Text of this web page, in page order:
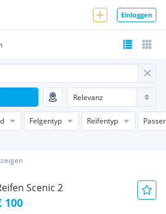
Einloggen
Felgentyp Reifentyp
Scenic 2
100